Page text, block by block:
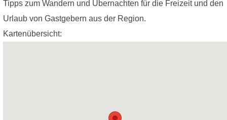
Tipps zum Wandern und Übernachten für die Freizeit und den
Urlaub von Gastgebern aus der Region.
Kartenübersicht: